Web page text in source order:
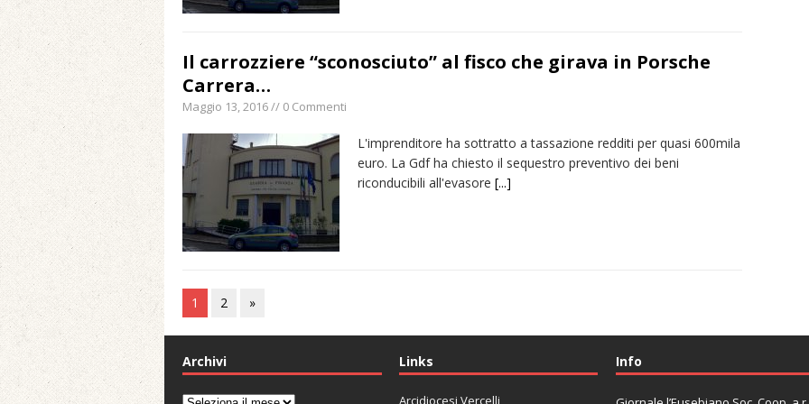
Il carrozziere “sconosciuto” al fisco che girava in Porsche
Carrera…
Maggio 13, 2016 // 0 Commenti
L'imprenditore ha sottratto a tassazione redditi per quasi 600mila
euro. La Gdf ha chiesto il sequestro preventivo dei beni
riconducibili all'evasore [...]
1 2 »
Archivi Links
Arcidiocesi Vercelli
Info